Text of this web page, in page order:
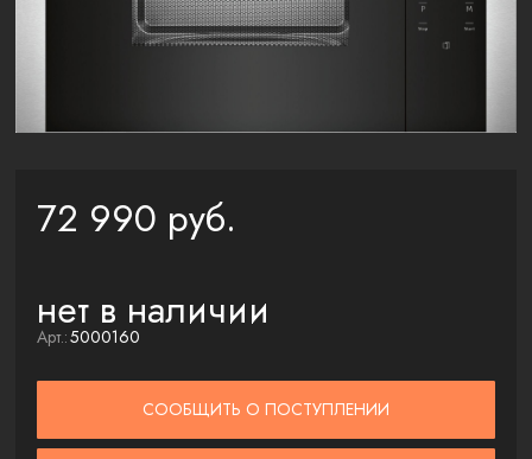
72 990 руб.
нет в наличии
Арт.:5000160
СООБЩИТЬ О ПОСТУПЛЕНИИ